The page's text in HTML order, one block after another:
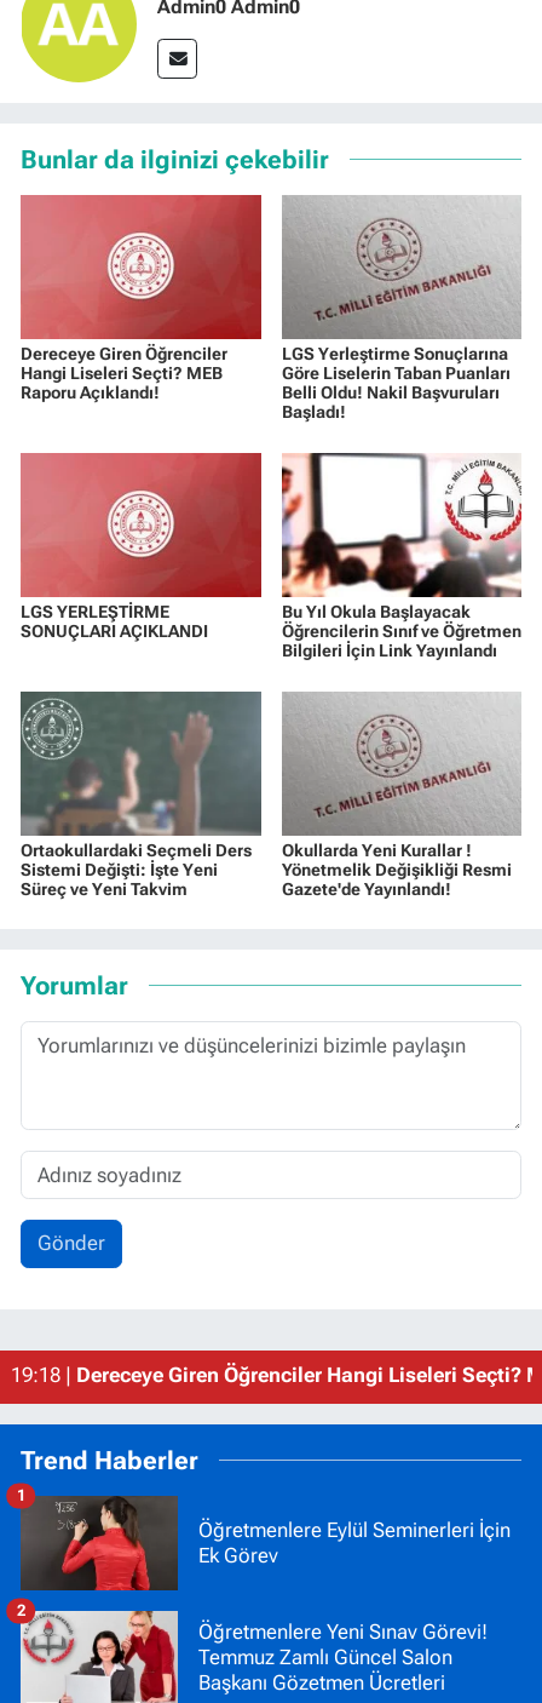
Admin0 Admin0
Bunlar da ilginizi çekebilir
Dereceye Giren Öğrenciler
Hangi Liseleri Seçti? MEB
Raporu Açıklandı!
LGS Yerleştirme Sonuçlarına
Göre Liselerin Taban Puanları
Belli Oldu! Nakil Başvuruları
Başladı!
LGS YERLEŞTİRME
SONUÇLARI AÇIKLANDI
Bu Yıl Okula Başlayacak
Öğrencilerin Sınıf ve Öğretmen
Bilgileri İçin Link Yayınlandı
Ortaokullardaki Seçmeli Ders
Sistemi Değişti: İşte Yeni
Süreç ve Yeni Takvim
Okullarda Yeni Kurallar !
Yönetmelik Değişikliği Resmi
Gazete'de Yayınlandı!
Yorumlar
Gönder
19:18 | Dereceye Giren Öğrenciler Hangi Liseleri Seçti?
Trend Haberler
Öğretmenlere Eylül Seminerleri İçin
Ek Görev
1
Öğretmenlere Yeni Sınav Görevi!
Temmuz Zamlı Güncel Salon
Başkanı Gözetmen Ücretleri
2